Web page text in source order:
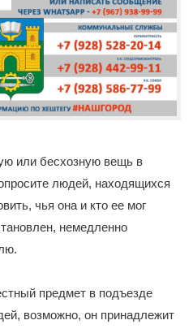
или бесхозную вещь в
людей, находящихся
чья она и кто ее мог
немедленно
предмет в подъезде
возможно, он принадлежит